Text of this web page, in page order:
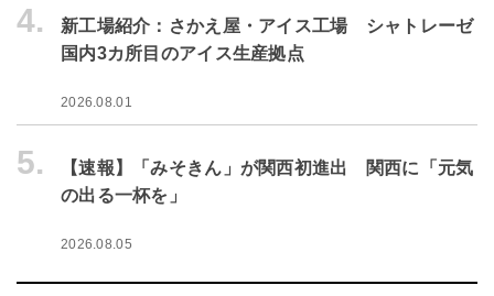
4.
新工場紹介：さかえ屋・アイス工場 シャトレーゼ
国内3カ所目のアイス生産拠点
2026.08.01
5.
【速報】「みそきん」が関西初進出 関西に「元気
の出る一杯を」
2026.08.05